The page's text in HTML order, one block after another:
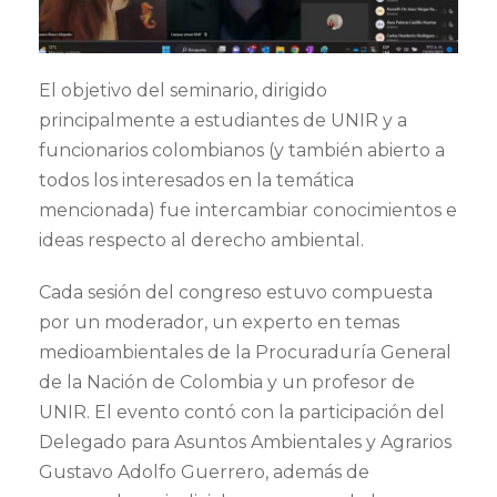
El objetivo del seminario, dirigido
principalmente a estudiantes de UNIR y a
funcionarios colombianos (y también abierto a
todos los interesados en la temática
mencionada) fue intercambiar conocimientos e
ideas respecto al derecho ambiental.
Cada sesión del congreso estuvo compuesta
por un moderador, un experto en temas
medioambientales de la Procuraduría General
de la Nación de Colombia y un profesor de
UNIR. El evento contó con la participación del
Delegado para Asuntos Ambientales y Agrarios
Gustavo Adolfo Guerrero, además de